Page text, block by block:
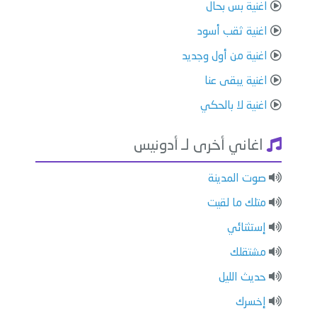
اغنية بس بحال
اغنية ثقب أسود
اغنية من أول وجديد
اغنية يبقى عنا
اغنية لا بالحكي
اغاني أخرى لـ أدونيس
صوت المدينة
متلك ما لقيت
إستثنائي
مشتقلك
حديث الليل
إخسرك